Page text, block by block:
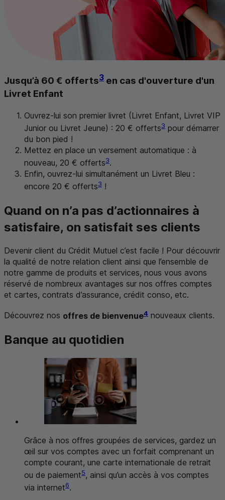
Jusqu’à 60 € offerts3 en cas d'ouverture d'un
Livret Enfant
Ouvrez-lui son premier livret (Livret Enfant, Livret VIP
Junior ou Livret Jeune) : 20 € offerts3 pour démarrer
du bon pied !
Mettez en place un versement automatique : à
nouveau, 20 € offerts3.
Enfin, ouvrez-lui simultanément un Livret Bleu :
encore 20 € offerts3 !
Quand on n’a pas d’actionnaires à
satisfaire, on satisfait ses clients
Devenir client du Crédit Mutuel c’est facile ! Pour découvrir
la qualité de notre relation client ainsi que l’ensemble de
notre gamme de produits et services, nous vous avons
réservé de nombreux avantages sur nos offres comptes
et cartes, contrats d’assurance, crédit conso, etc.
Découvrez nos offres de bienvenue4 nouveaux clients.
Banque au quotidien
Grâce à nos offres groupées de services, gardez un
œil sur vos comptes avec un forfait comprenant un
compte courant, une carte internationale de retrait
ou de paiement5, ainsi qu’un accès à vos comptes
via internet6.